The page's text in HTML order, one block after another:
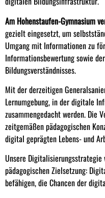
Am Hohenstaufen-Gymnasium
gezielt eingesetzt, um
Umgang mit Informationen zu
Informationsbewertung sowie
Bildungsverständnisses.
Mit der derzeitigen
Lernumgebung, in der digitale
zusammengedacht werden. Die
zeitgemäßen pädagogischen
digital geprägten Lebens- und
Unsere
pädagogischen Zielsetzung:
befähigen, die Chancen der